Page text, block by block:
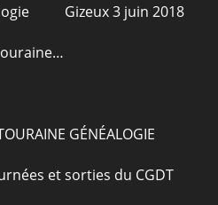
Gizeux 3 juin 2018
GÉNÉALOGIE
et sorties du CGDT